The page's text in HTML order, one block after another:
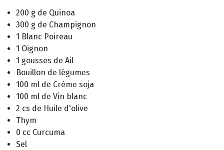
200 g de Quinoa
300 g de Champignon
1 Blanc Poireau
1 Oignon
1 gousses de Ail
Bouillon de légumes
100 ml de Crème soja
100 ml de Vin blanc
2 cs de Huile d'olive
Thym
0 cc Curcuma
Sel